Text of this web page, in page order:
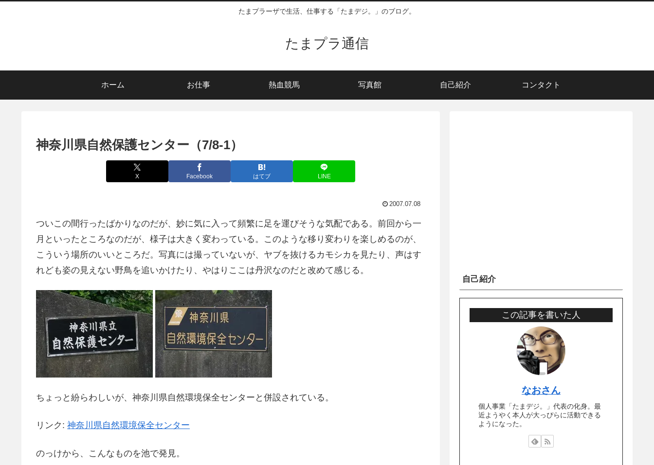
たまプラーザで生活、仕事する「たまデジ。」のブログ。
たまプラ通信
ホーム お仕事 熱血競馬 写真館 自己紹介 コンタクト
神奈川県自然保護センター（7/8-1）
X Facebook はてブ LINE
2007.07.08
ついこの間行ったばかりなのだが、妙に気に入って頻繁に足を運びそうな気配である。前回から一
月といったところなのだが、様子は大きく変わっている。このような移り変わりを楽しめるのが、
こういう場所のいいところだ。写真には撮っていないが、ヤブを抜けるカモシカを見たり、声はす
れども姿の見えない野鳥を追いかけたり、やはりここは丹沢なのだと改めて感じる。
ちょっと紛らわしいが、神奈川県自然環境保全センターと併設されている。
リンク: 神奈川県自然環境保全センター
のっけから、こんなものを池で発見。
自己紹介
この記事を書いた人
なおさん
個人事業「たまデジ。」代表の化身。最
近ようやく本人が大っぴらに活動できる
ようになった。